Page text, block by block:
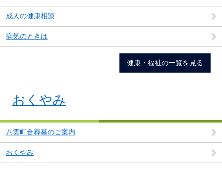
成人の健康相談
病気のときは
健康・福祉の一覧を見る
おくやみ
八雲町合葬墓のご案内
おくやみ